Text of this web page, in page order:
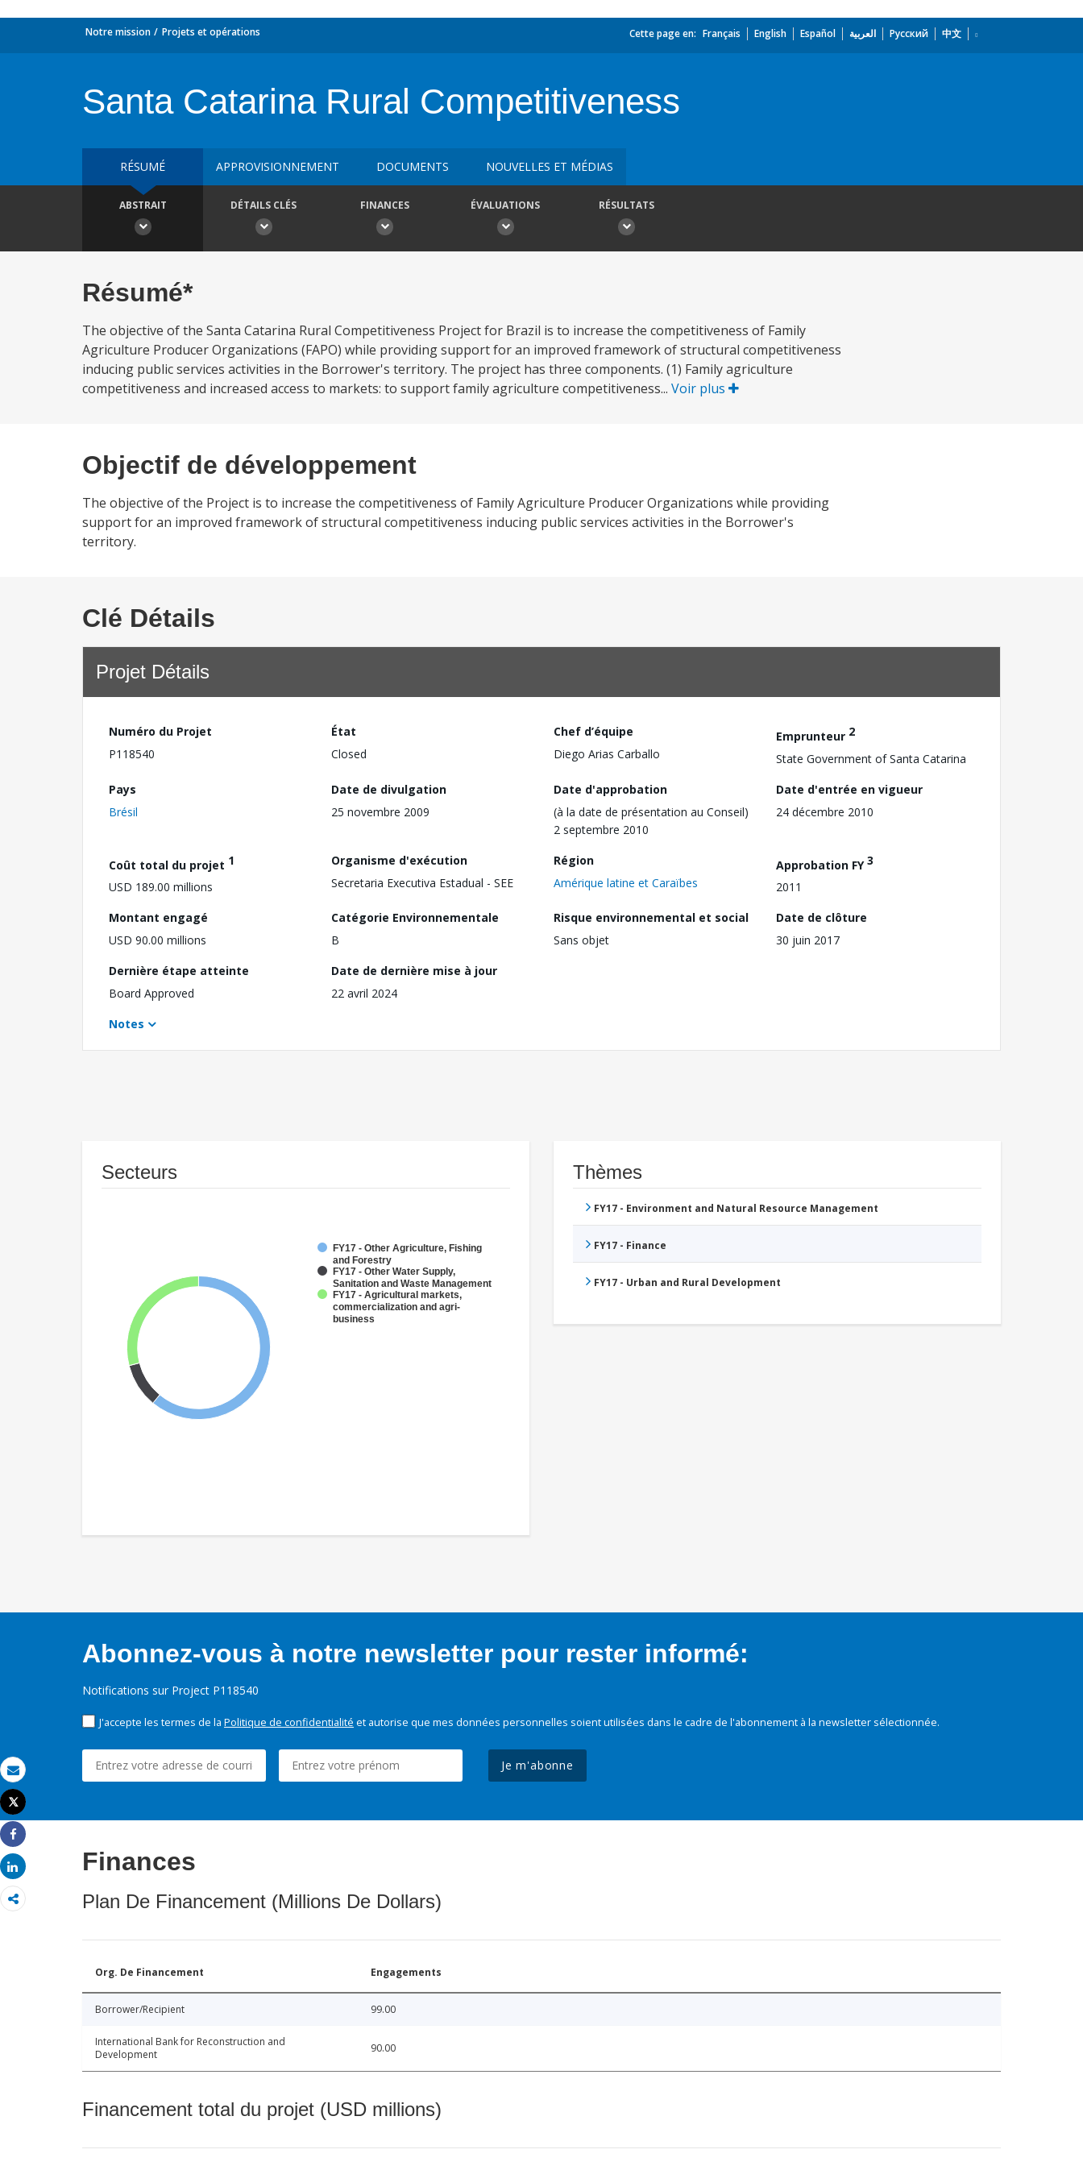
Email
Imprimer
Tweet
Share
Share
Notre mission Projets et opérations Cette page en: Français English Español العربية Русский 中文
Santa Catarina Rural Competitiveness
RÉSUMÉ APPROVISIONNEMENT DOCUMENTS NOUVELLES ET MÉDIAS
ABSTRAIT DÉTAILS CLÉS FINANCES ÉVALUATIONS RÉSULTATS
Résumé*
The objective of the Santa Catarina Rural Competitiveness Project for Brazil is to increase the competitiveness of Family
Agriculture Producer Organizations (FAPO) while providing support for an improved framework of structural competitiveness
inducing public services activities in the Borrower's territory. The project has three components. (1) Family agriculture
competitiveness and increased access to markets: to support family agriculture competitiveness... Voir plus
Objectif de développement
The objective of the Project is to increase the competitiveness of Family Agriculture Producer Organizations while providing
support for an improved framework of structural competitiveness inducing public services activities in the Borrower's
territory.
Clé Détails
Projet Détails
Numéro du Projet
P118540
État
Closed
Chef d’équipe
Diego Arias Carballo
Emprunteur 2
State Government of Santa Catarina
Pays
Brésil
Date de divulgation
25 novembre 2009
Date d'approbation
(à la date de présentation au Conseil)
2 septembre 2010
Date d'entrée en vigueur
24 décembre 2010
Coût total du projet 1
USD 189.00 millions
Organisme d'exécution
Secretaria Executiva Estadual - SEE
Région
Amérique latine et Caraïbes
Approbation FY3
2011
Montant engagé
USD 90.00 millions
Catégorie Environnementale
B
Risque environnemental et social
Sans objet
Date de clôture
30 juin 2017
Dernière étape atteinte
Board Approved
Date de dernière mise à jour
22 avril 2024
Notes
Secteurs
FY17 - Other Agriculture, Fishing
and Forestry
FY17 - Other Water Supply,
Sanitation and Waste Management
FY17 - Agricultural markets,
commercialization and agri-
business
Thèmes
FY17 - Environment and Natural Resource Management
FY17 - Finance
FY17 - Urban and Rural Development
Abonnez-vous à notre newsletter pour rester informé:
Notifications sur Project P118540
J'accepte les termes de la Politique de confidentialité et autorise que mes données personnelles soient utilisées dans le cadre de l'abonnement à la newsletter sélectionnée.
Je m'abonne
Finances
Plan De Financement (Millions De Dollars)
Org. De Financement Engagements
Borrower/Recipient 99.00
International Bank for Reconstruction and
Development
90.00
Financement total du projet (USD millions)